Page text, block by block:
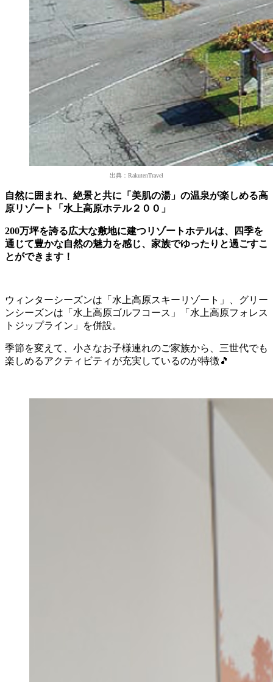
出典：RakutenTravel
自然に囲まれ、絶景と共に「美肌の湯」の温泉が楽しめる高
原リゾート「水上高原ホテル２００」
200万坪を誇る広大な敷地に建つリゾートホテルは、四季を
通じて豊かな自然の魅力を感じ、家族でゆったりと過ごすこ
とができます！
ウィンターシーズンは「水上高原スキーリゾート」、グリー
ンシーズンは「水上高原ゴルフコース」「水上高原フォレス
トジップライン」を併設。
季節を変えて、小さなお子様連れのご家族から、三世代でも
楽しめるアクティビティが充実しているのが特徴🎵